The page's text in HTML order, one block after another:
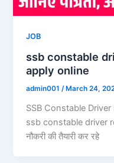
JOB
ssb constable
apply online
admin001/ March 24,
SSB Constable Driver
ssb constable driver
नौकरी की तैयारी कर रहे